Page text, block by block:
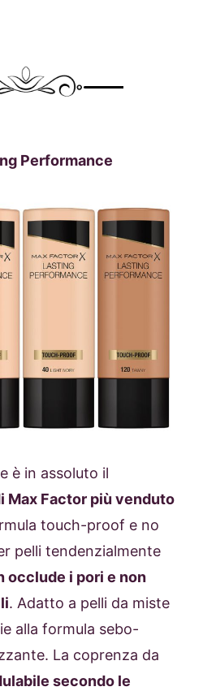
Performance
è in assoluto il
Max Factor più venduto
touch-proof e no
pelli tendenzialmente
occlude i pori e non
. Adatto a pelli da miste
alla formula sebo-
La coprenza da
secondo le